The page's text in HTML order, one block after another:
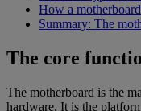
How a
Summary: The
The core
The motherboard is the
hardware. It is the